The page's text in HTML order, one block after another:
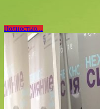
Полностью...